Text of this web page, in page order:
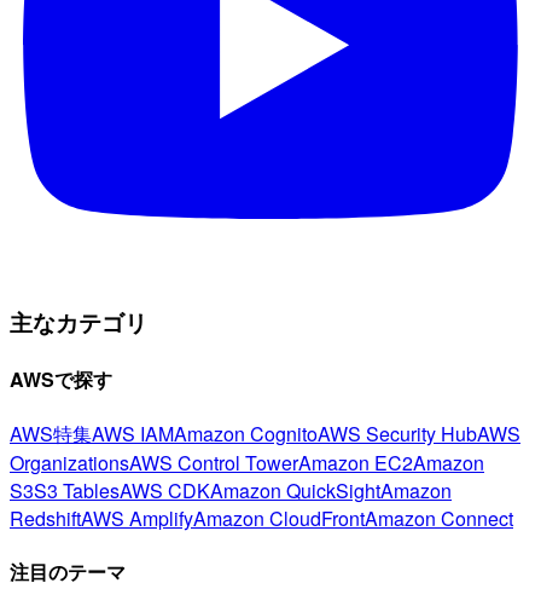
主なカテゴリ
AWSで探す
AWS特集AWS IAMAmazon CognitoAWS Security HubAWS
OrganizationsAWS Control TowerAmazon EC2Amazon
S3S3 TablesAWS CDKAmazon QuickSightAmazon
RedshiftAWS AmplifyAmazon CloudFrontAmazon Connect
注目のテーマ